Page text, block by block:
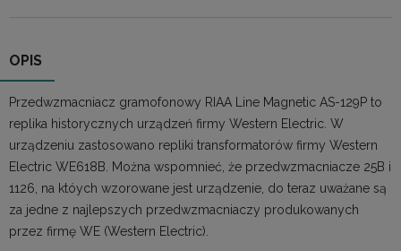
OPIS
Przedwzmacniacz gramofonowy RIAA Line Magnetic AS-129P to
replika historycznych urządzeń firmy Western Electric. W
urządzeniu zastosowano repliki transformatorów firmy Western
Electric WE618B. Można wspomnieć, że przedwzmacniacze 25B i
1126, na któych wzorowane jest urządzenie, do teraz uważane są
za jedne z najlepszych przedwzmacniaczy produkowanych
przez firmę WE (Western Electric).